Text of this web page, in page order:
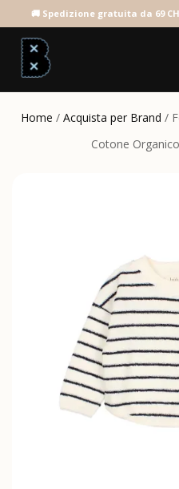
Home / Acquista per Brand /
Cotone